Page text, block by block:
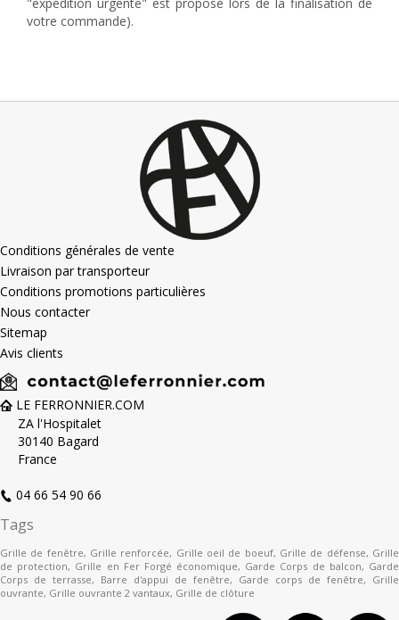
votre commande).
Conditions générales de vente
Livraison par transporteur
Conditions promotions particulières
Nous contacter
Sitemap
Avis clients
LE FERRONNIER.COM
ZA l'Hospitalet
30140 Bagard
France
04 66 54 90 66
Tags
Grille de fenêtre, Grille renforcée, Grille oeil de boeuf, Grille de défense, Grille
de protection, Grille en Fer Forgé économique, Garde Corps de balcon, Garde
Corps de terrasse, Barre d'appui de fenêtre, Garde corps de fenêtre, Grille
ouvrante, Grille ouvrante 2 vantaux, Grille de clôture